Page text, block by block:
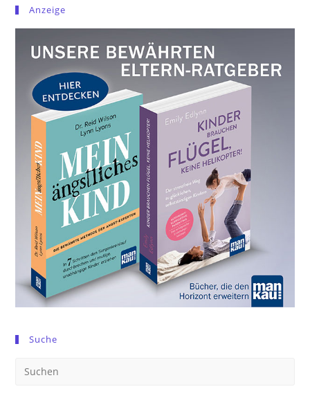
Anzeige
Suche